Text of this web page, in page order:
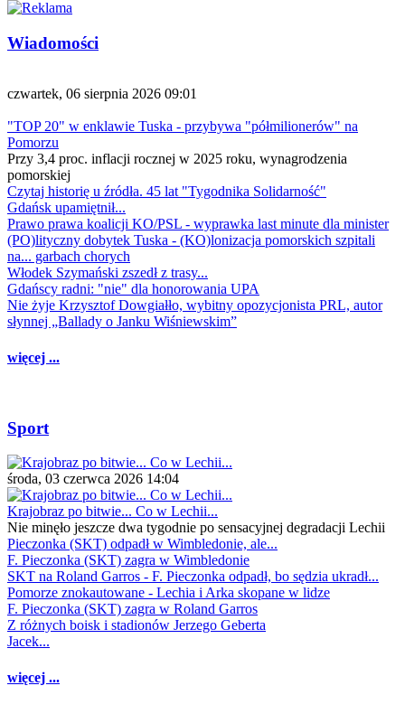
Wiadomości
czwartek, 06 sierpnia 2026 09:01
"TOP 20" w enklawie Tuska - przybywa "półmilionerów" na
Pomorzu
Przy 3,4 proc. inflacji rocznej w 2025 roku, wynagrodzenia
pomorskiej
Czytaj historię u źródła. 45 lat "Tygodnika Solidarność"
Gdańsk upamiętnił...
Prawo prawa koalicji KO/PSL - wyprawka last minute dla minister
(PO)lityczny dobytek Tuska - (KO)lonizacja pomorskich szpitali
na... garbach chorych
Włodek Szymański zszedł z trasy...
Gdańscy radni: "nie" dla honorowania UPA
Nie żyje Krzysztof Dowgiałło, wybitny opozycjonista PRL, autor
słynnej „Ballady o Janku Wiśniewskim”
więcej ...
Sport
środa, 03 czerwca 2026 14:04
Krajobraz po bitwie... Co w Lechii...
Nie minęło jeszcze dwa tygodnie po sensacyjnej degradacji Lechii
Pieczonka (SKT) odpadł w Wimbledonie, ale...
F. Pieczonka (SKT) zagra w Wimbledonie
SKT na Roland Garros - F. Pieczonka odpadł, bo sędzia ukradł...
Pomorze znokautowane - Lechia i Arka skopane w lidze
F. Pieczonka (SKT) zagra w Roland Garros
Z różnych boisk i stadionów Jerzego Geberta
Jacek...
więcej ...